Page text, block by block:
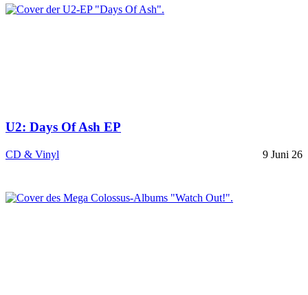
U2: Days Of Ash EP
CD & Vinyl 9 Juni 26